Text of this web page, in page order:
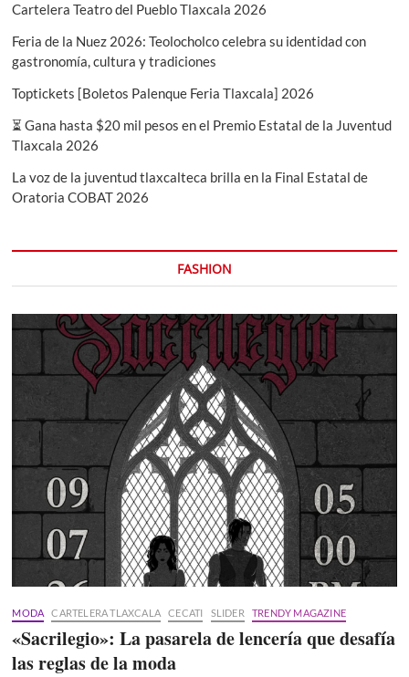
Cartelera Teatro del Pueblo Tlaxcala 2026
Feria de la Nuez 2026: Teolocholco celebra su identidad con
gastronomía, cultura y tradiciones
Toptickets [Boletos Palenque Feria Tlaxcala] 2026
⏳ Gana hasta $20 mil pesos en el Premio Estatal de la Juventud
Tlaxcala 2026
La voz de la juventud tlaxcalteca brilla en la Final Estatal de
Oratoria COBAT 2026
FASHION
MODA CARTELERA TLAXCALA CECATI SLIDER TRENDY MAGAZINE
«Sacrilegio»: La pasarela de lencería que desafía
las reglas de la moda